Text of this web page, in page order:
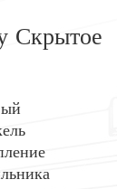
Скрытое